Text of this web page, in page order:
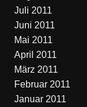
Juli 2011
Juni 2011
Mai 2011
April 2011
März 2011
Februar 2011
Januar 2011